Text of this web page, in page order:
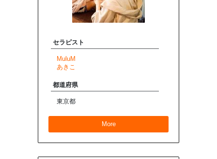
セラピスト
MuluM
あきこ
都道府県
東京都
More